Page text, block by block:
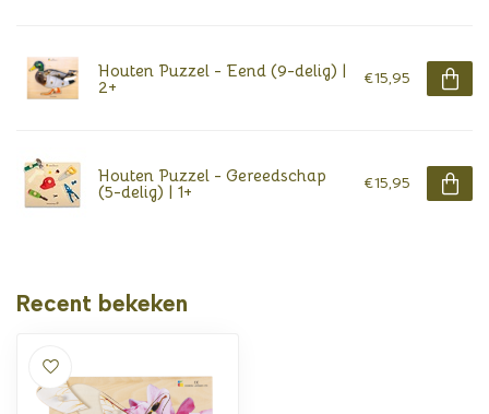
Houten Puzzel - Eend (9-delig) |
2+ €15,95
Houten Puzzel - Gereedschap
(5-delig) | 1+ €15,95
Recent bekeken